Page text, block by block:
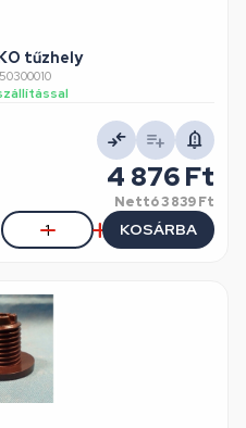
tűzhely
4 876 Ft
Nettó3 839 Ft
KOSÁRBA